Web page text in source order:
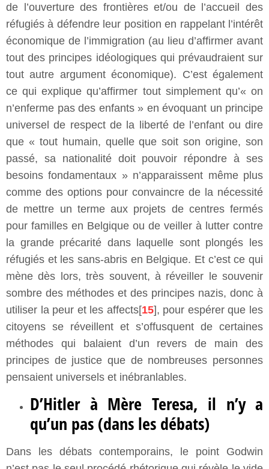
de l’ouverture des frontières et/ou de l’accueil des
réfugiés à défendre leur position en rappelant l’intérêt
économique de l’immigration (au lieu d’affirmer avant
tout des principes idéologiques qui prévaudraient sur
tout autre argument économique). C’est également
ce qui explique qu’affirmer tout simplement qu’« on
n’enferme pas des enfants » en évoquant un principe
universel de respect de la liberté de l’enfant ou dire
que « tout humain, quelle que soit son origine, son
passé, sa nationalité doit pouvoir répondre à ses
besoins fondamentaux » n’apparaissent même plus
comme des options pour convaincre de la nécessité
de mettre un terme aux projets de centres fermés
pour familles en Belgique ou de veiller à lutter contre
la grande précarité dans laquelle sont plongés les
réfugiés et les sans-abris en Belgique. Et c’est ce qui
mène dès lors, très souvent, à réveiller le souvenir
sombre des méthodes et des principes nazis, donc à
utiliser la peur et les affects[15], pour espérer que les
citoyens se réveillent et s’offusquent de certaines
méthodes qui balaient d’un revers de main des
principes de justice que de nombreuses personnes
pensaient universels et inébranlables.
D’Hitler à Mère Teresa, il n’y a
qu’un pas (dans les débats)
Dans les débats contemporains, le point Godwin